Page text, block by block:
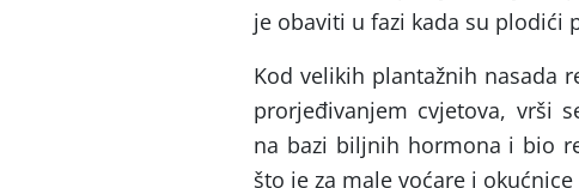
je obaviti u fazi kada su plodići
Kod velikih plantažnih nasada
prorjeđivanjem cvjetova, vrši
na bazi biljnih hormona i bio
što je za male voćare i